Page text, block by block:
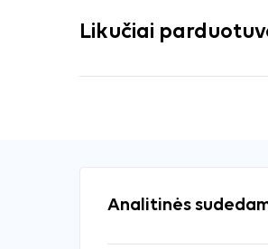
Likučiai
Analitinės